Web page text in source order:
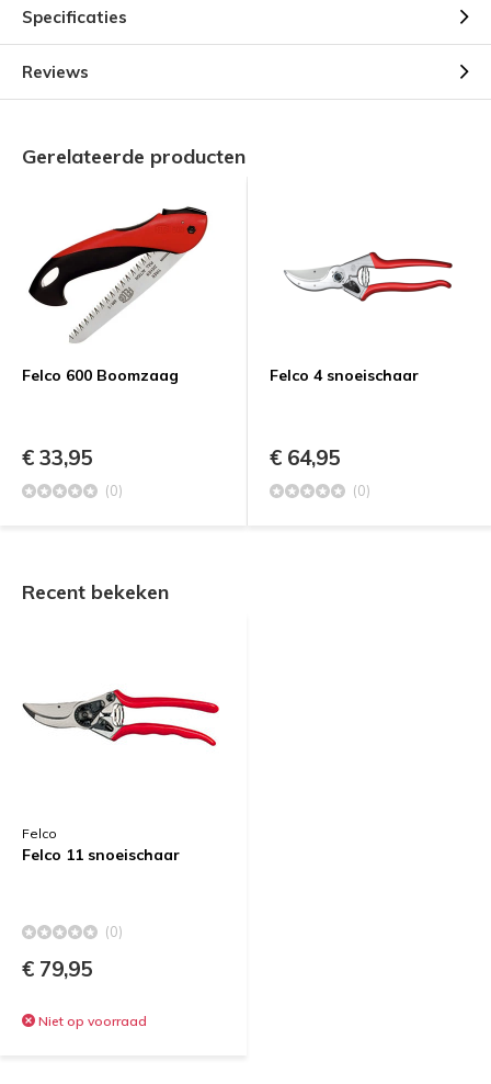
Specificaties
Reviews
Gerelateerde producten
Felco 600 Boomzaag
€ 33,95
(0)
Felco 4 snoeischaar
€ 64,95
(0)
Recent bekeken
Felco
Felco 11 snoeischaar
(0)
€ 79,95
Niet op voorraad